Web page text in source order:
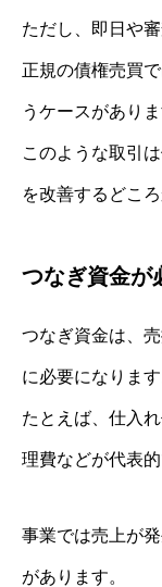
ただし、即日や
正規の債権売買
うケースがありま
このような取引
を改善するどこ
つなぎ資金が
つなぎ資金は、
に必要になります
たとえば、仕入
理費などが代表的
事業では売上が
があります。